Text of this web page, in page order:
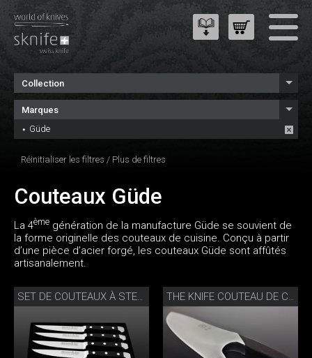
Collection
Marques
Güde
Réinitialiser les filtres / Plus de filtres
Couteaux Güde
La 4ème génération de la manufacture Güde se souvient de
la forme originelle des couteaux de cuisine. Conçu à partir
d’une pièce d’acier forgé, les couteaux Güde sont affûtés
artisanalement.
SET DE COUTEAUX À STEAK PORTERHOUSE THE KNIFE COUTEAU DE CUISINE